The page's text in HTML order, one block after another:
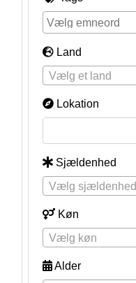
Land
Vælg et land
Lokation
Sjældenhed
Vælg sjældenhed
Køn
Vælg køn
Alder